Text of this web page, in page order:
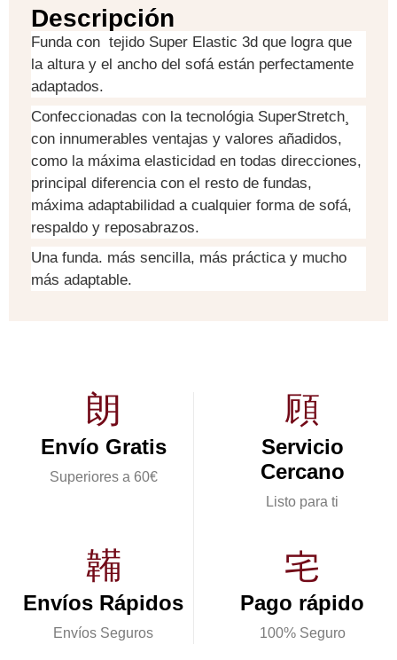
Descripción
Funda con tejido Super Elastic 3d que logra que
la altura y el ancho del sofá están perfectamente
adaptados.
Confeccionadas con la tecnológia SuperStretch¸
con innumerables ventajas y valores añadidos,
como la máxima elasticidad en todas direcciones,
principal diferencia con el resto de fundas,
máxima adaptabilidad a cualquier forma de sofá,
respaldo y reposabrazos.
Una funda. más sencilla, más práctica y mucho
más adaptable.
Envío Gratis
Superiores a 60€
Servicio
Cercano
Listo para ti
Envíos Rápidos
Envíos Seguros
Pago rápido
100% Seguro